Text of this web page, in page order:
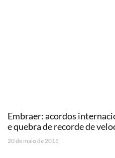
Embraer: acordos
e quebra de recorde de
20 de maio de 2015